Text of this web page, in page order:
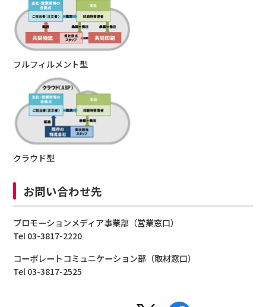
フルフィルメント型
クラウド型
お問い合わせ先
プロモーションメディア事業部（営業窓口）
Tel 03-3817-2220
コーポレートコミュニケーション部（取材窓口）
Tel 03-3817-2525